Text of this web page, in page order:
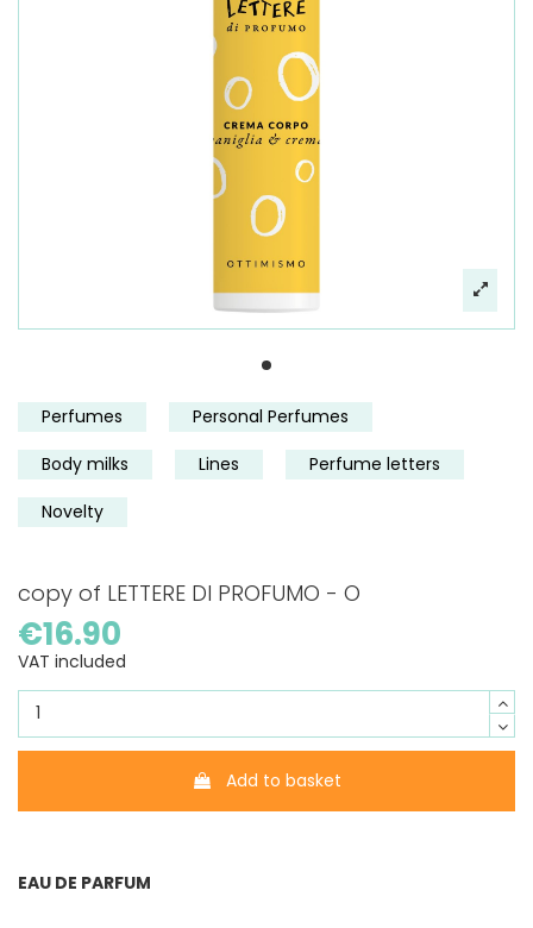
Perfumes
Personal Perfumes
Body milks
Lines
Perfume letters
Novelty
copy of LETTERE DI PROFUMO - O
€16.90
VAT included
Add to basket
EAU DE PARFUM